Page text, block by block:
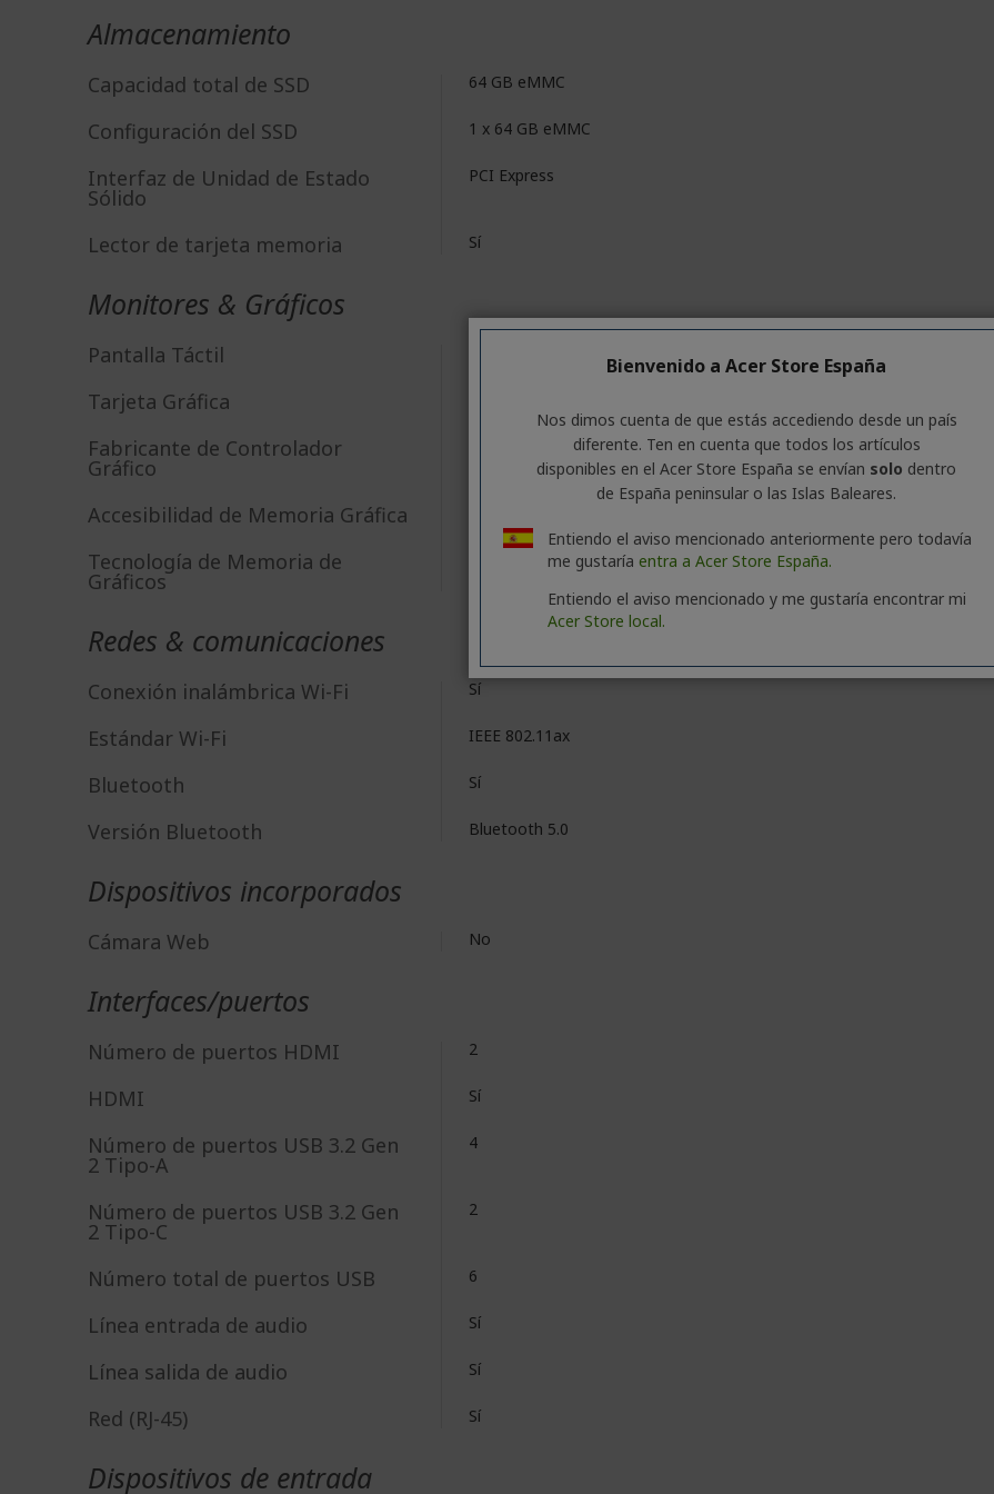
Almacenamiento
Capacidad total de SSD 64 GB eMMC
Configuración del SSD 1 x 64 GB eMMC
Interfaz de Unidad de Estado
Sólido
PCI Express
Lector de tarjeta memoria Sí
Monitores & Gráficos
Pantalla Táctil
Tarjeta Gráfica​
Fabricante de Controlador
Gráfico
Accesibilidad de Memoria Gráfica
Tecnología de Memoria de
Gráficos
DDR4 SDRAM
Redes & comunicaciones
Conexión inalámbrica Wi-Fi Sí
Estándar Wi-Fi IEEE 802.11ax
Bluetooth Sí
Versión Bluetooth Bluetooth 5.0
Dispositivos incorporados
Cámara Web No
Interfaces/puertos
Número de puertos HDMI 2
HDMI Sí
Número de puertos USB 3.2 Gen
2 Tipo-A
4
Número de puertos USB 3.2 Gen
2 Tipo-C
2
Número total de puertos USB 6
Línea entrada de audio Sí
Lí­nea salida de audio Sí
Red (RJ-45) Sí
Dispositivos de entrada
Bienvenido a Acer Store España
Nos dimos cuenta de que estás accediendo desde un país
diferente. Ten en cuenta que todos los artículos
disponibles en el Acer Store España se envían solo dentro
de España peninsular o las Islas Baleares.
Entiendo el aviso mencionado anteriormente pero todavía
me gustaría entra a Acer Store España.
Entiendo el aviso mencionado y me gustaría encontrar mi
Acer Store local.